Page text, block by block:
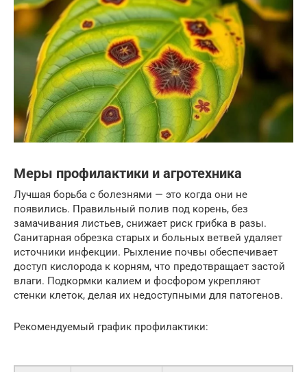
Меры профилактики и агротехника
Лучшая борьба с болезнями — это когда они не
появились. Правильный полив под корень, без
замачивания листьев, снижает риск грибка в разы.
Санитарная обрезка старых и больных ветвей удаляет
источники инфекции. Рыхление почвы обеспечивает
доступ кислорода к корням, что предотвращает застой
влаги. Подкормки калием и фосфором укрепляют
стенки клеток, делая их недоступными для патогенов.
Рекомендуемый график профилактики: